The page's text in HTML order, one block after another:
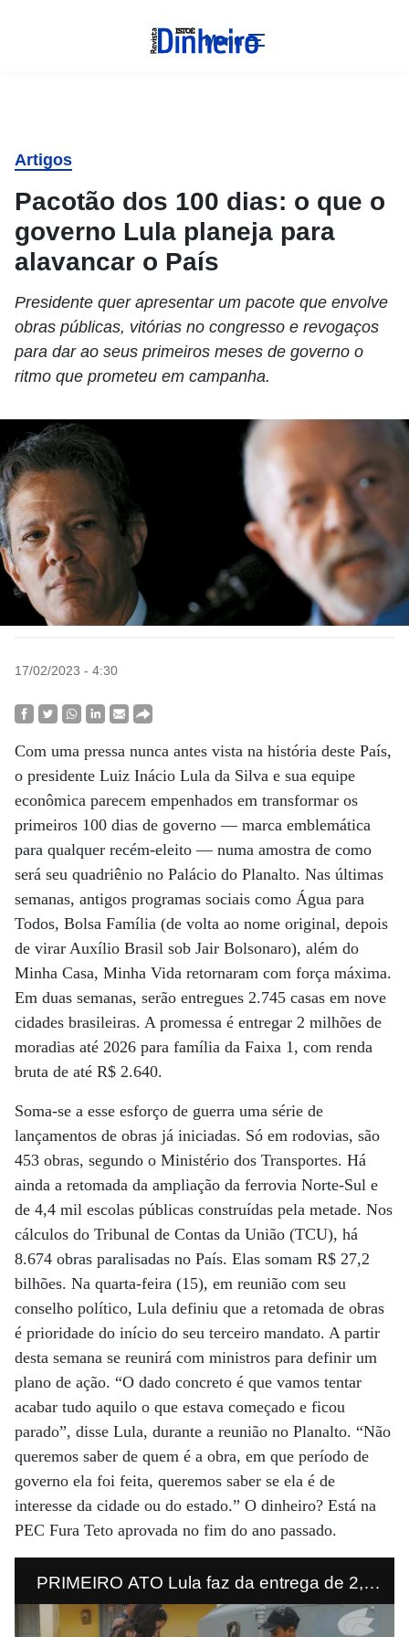
Menu
Artigos
Pacotão dos 100 dias: o que o
governo Lula planeja para
alavancar o País
Presidente quer apresentar um pacote que envolve
obras públicas, vitórias no congresso e revogaços
para dar ao seus primeiros meses de governo o
ritmo que prometeu em campanha.
17/02/2023 - 4:30
Com uma pressa nunca antes vista na história deste País,
o presidente Luiz Inácio Lula da Silva e sua equipe
econômica parecem empenhados em transformar os
primeiros 100 dias de governo ­— marca emblemática
para qualquer recém-eleito — numa amostra de como
será seu quadriênio no Palácio do Planalto. Nas últimas
semanas, antigos programas sociais como Água para
Todos, Bolsa Família (de volta ao nome original, depois
de virar Auxílio Brasil sob Jair Bolsonaro), além do
Minha Casa, Minha Vida retornaram com força máxima.
Em duas semanas, serão entregues 2.745 casas em nove
cidades brasileiras. A promessa é entregar 2 milhões de
moradias até 2026 para família da Faixa 1, com renda
bruta de até R$ 2.640.
Soma-se a esse esforço de guerra uma série de
lançamentos de obras já iniciadas. Só em rodovias, são
453 obras, segundo o Ministério dos Transportes. Há
ainda a retomada da ampliação da ferrovia Norte-Sul e
de 4,4 mil escolas públicas construídas pela metade. Nos
cálculos do Tribunal de Contas da União (TCU), há
8.674 obras paralisadas no País. Elas somam R$ 27,2
bilhões. Na quarta-feira (15), em reunião com seu
conselho político, Lula definiu que a retomada de obras
é prioridade do início do seu terceiro mandato. A partir
desta semana se reunirá com ministros para definir um
plano de ação. “O dado concreto é que vamos tentar
acabar tudo aquilo o que estava começado e ficou
parado”, disse Lula, durante a reunião no Planalto. “Não
queremos saber de quem é a obra, em que período de
governo ela foi feita, queremos saber se ela é de
interesse da cidade ou do estado.” O dinheiro? Está na
PEC Fura Teto aprovada no fim do ano passado.
PRIMEIRO ATO Lula faz da entrega de 2,7
mil unidades do Minha Casa Minha Vida